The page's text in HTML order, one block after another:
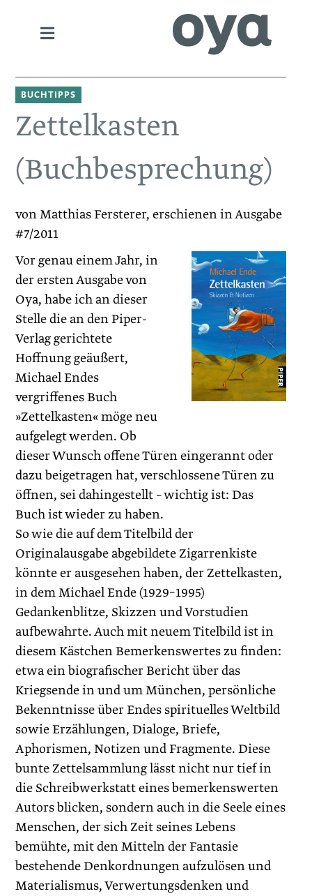
BUCHTIPPS
Zettelkasten
(Buchbesprechung)
von Matthias Fersterer, erschienen in Ausgabe
#7/2011
Vor genau einem Jahr, in
der ersten Ausgabe von
Oya, habe ich an dieser
Stelle die an den Piper-
Verlag gerichtete
Hoffnung geäußert,
Michael Endes
vergriffenes Buch
»Zettelkasten« möge neu
aufgelegt werden. Ob
dieser Wunsch offene Türen eingerannt oder
dazu beigetragen hat, verschlossene Türen zu
öffnen, sei dahingestellt – wichtig ist: Das
Buch ist wieder zu haben.
So wie die auf dem Titelbild der
Originalausgabe abgebildete Zigarrenkiste
könnte er ausgesehen haben, der Zettelkasten,
in dem Michael Ende (1929–1995)
Gedankenblitze, Skizzen und Vorstudien
aufbewahrte. Auch mit neuem Titelbild ist in
diesem Kästchen Bemerkenswertes zu finden:
etwa ein biografischer Bericht über das
Kriegsende in und um München, persönliche
Bekenntnisse über Endes spirituelles Weltbild
sowie Erzählungen, Dia­loge, Briefe,
Aphorismen, Notizen und Fragmente. Diese
bunte Zettelsammlung lässt nicht nur tief in
die Schreibwerkstatt eines bemerkenswerten
Autors blicken, sondern auch in die Seele eines
Menschen, der sich Zeit seines Lebens
bemühte, mit den Mitteln der Fantasie
bestehende Denkordnungen aufzulösen und
Materialismus, Verwertungsdenken und